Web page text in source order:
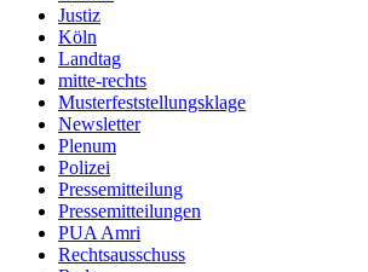
Justiz
Köln
Landtag
mitte-rechts
Musterfeststellungsklage
Newsletter
Plenum
Polizei
Pressemitteilung
Pressemitteilungen
PUA Amri
Rechtsausschuss